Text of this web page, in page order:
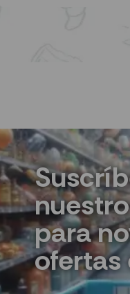
para
ofertas